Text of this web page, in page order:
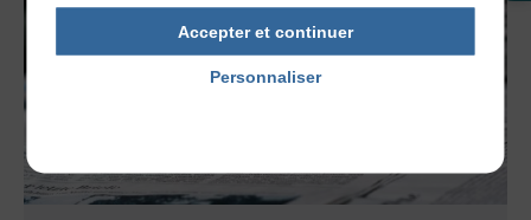
Accepter et continuer
Personnaliser